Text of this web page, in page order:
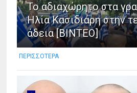
Το αδιαχώρητο στα
Ηλία Κασιδιάρη στην
άδεια [ΒΙΝΤΕΟ]
ΠΕΡΙΣΣΟΤΕΡΑ